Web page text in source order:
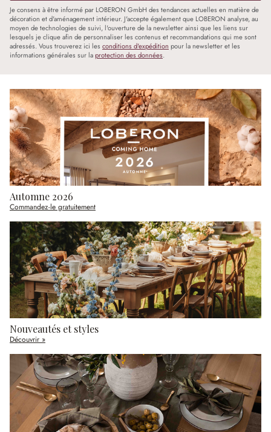
Je consens à être informé par LOBERON GmbH des tendances actuelles en matière de
décoration et d'aménagement intérieur. J'accepte également que LOBERON analyse, au
moyen de technologies de suivi, l'ouverture de la newsletter ainsi que les liens sur
lesquels je clique afin de personnaliser les contenus et recommandations qui me sont
adressés. Vous trouverez ici les conditions d'expédition pour la newsletter et les
informations générales sur laprotection des données.
Automne 2026
Commandez-le gratuitement
Nouveautés et styles
Découvrir »